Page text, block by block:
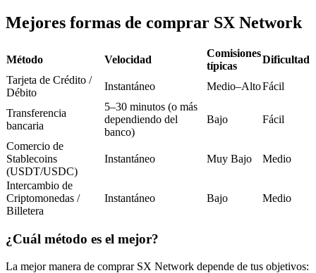
Futuros del USDC
Copiar Trading
Únete a los mejores traders
Mejores formas de comprar SX Network
Método Velocidad
Comisiones
típicas
Dificultad
Tarjeta de Crédito /
Débito
Instantáneo Medio–AltoFácil
Transferencia
bancaria
5–30 minutos (o más
dependiendo del
banco)
Bajo Fácil
Comercio de
Stablecoins
(USDT/USDC)
Instantáneo Muy Bajo Medio
Intercambio de
Criptomonedas /
Billetera
Instantáneo Bajo Medio
¿Cuál método es el mejor?
La mejor manera de comprar SX Network depende de tus objetivos: